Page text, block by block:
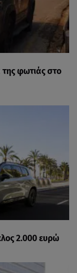
φωτιάς στο
2.000 ευρώ